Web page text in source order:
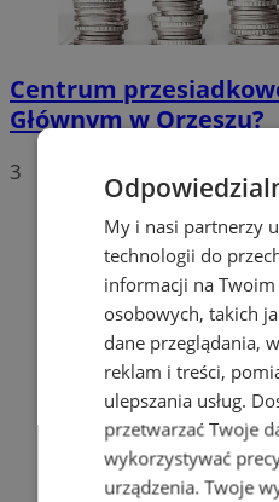
Centrum
Głównym w Orzeszu?
3
My i nasi partnerzy
technologii do
informacji na
osobowych, takich
dane przeglądania,
reklam i treści,
ulepszania usług.
przetwarzać Twoje
wykorzystywać
urządzenia. Twoje